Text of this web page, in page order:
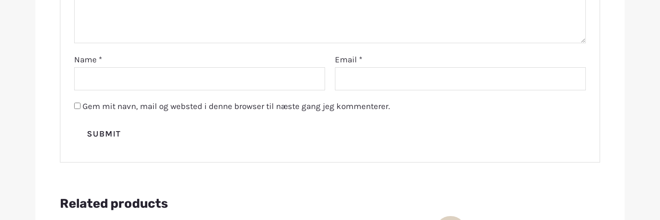
Name * Email *
Gem mit navn, mail og websted i denne browser til næste gang jeg kommenterer.
Related products